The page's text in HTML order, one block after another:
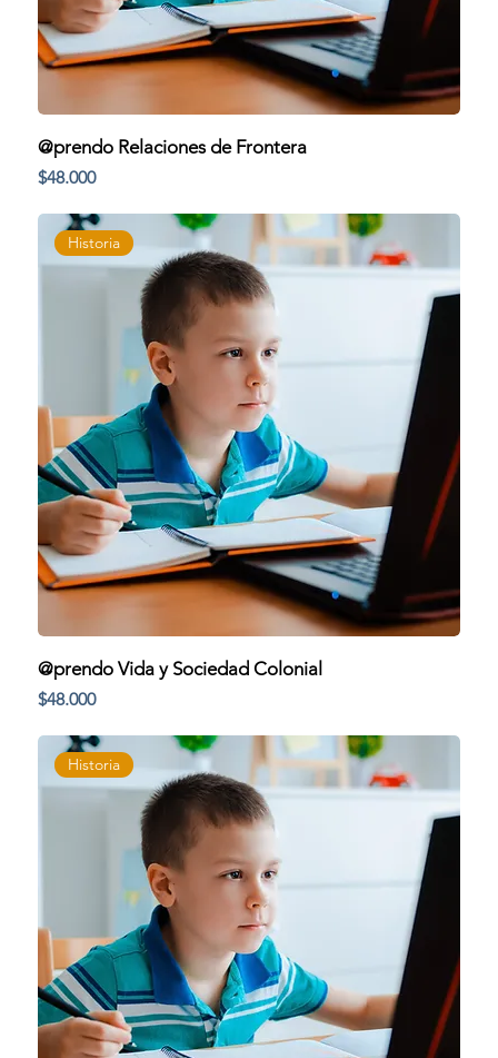
@prendo Relaciones de Frontera
Precio
$48.000
Historia
@prendo Vida y Sociedad Colonial
Precio
$48.000
Historia